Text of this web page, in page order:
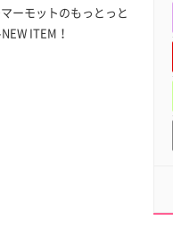
ーモットのもっとっと
ITEM！